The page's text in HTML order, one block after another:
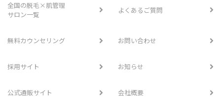
全国の脱毛×肌管理
サロン一覧
よくあるご質問
無料カウンセリング お問い合わせ
採用サイト お知らせ
公式通販サイト 会社概要